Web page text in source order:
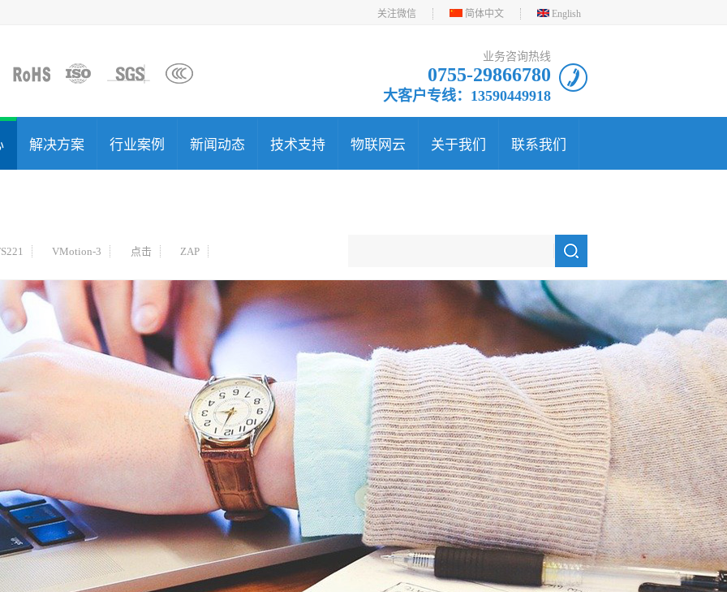
关注微信 简体中文 English
业务咨询热线
0755-29866780
大客户专线：13590449918
解决方案 行业案例 新闻动态 技术支持 物联网云 关于我们 联系我们
VMotion-3 点击 ZAP